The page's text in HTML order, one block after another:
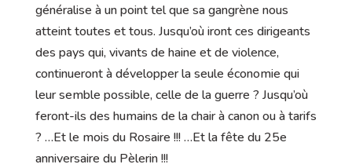
généralise à un point tel que sa gangrène nous
atteint toutes et tous. Jusqu’où iront ces dirigeants
des pays qui, vivants de haine et de violence,
continueront à développer la seule économie qui
leur semble possible, celle de la guerre ? Jusqu’où
feront-ils des humains de la chair à canon ou à tarifs
? …Et le mois du Rosaire !!! …Et la fête du 25e
anniversaire du Pèlerin !!!